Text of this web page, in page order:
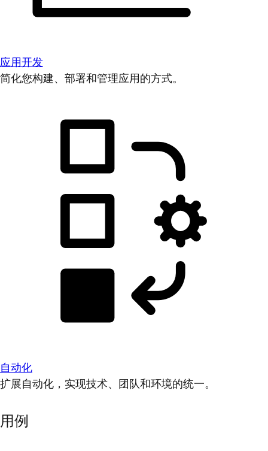
应用开发
简化您构建、部署和管理应用的方式。
自动化
扩展自动化，实现技术、团队和环境的统一。
用例